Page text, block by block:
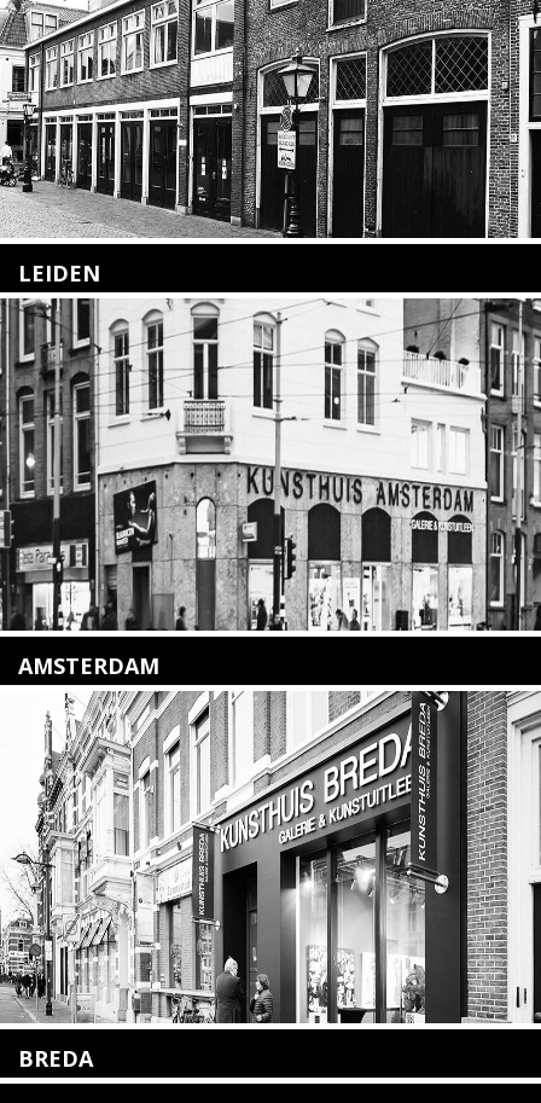
LEIDEN
Nieuwstraat 35
2312 KA Leiden
+31(0)71 – 52 84 480
info@kunsthuisleiden.nl
Lees meer
AMSTERDAM
Amstelveenseweg 135
1075 VX Amsterdam
+31 (0)20 2332546
info@kunsthuisamsterdam.nl
Lees meer
BREDA